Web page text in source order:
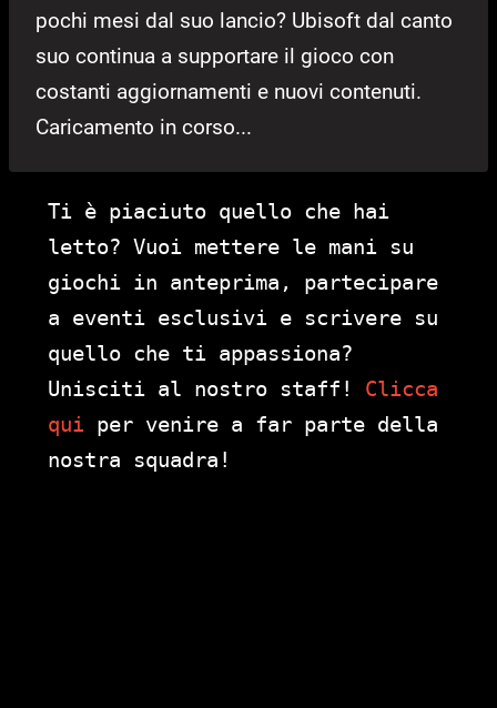
pochi mesi dal suo lancio? Ubisoft dal canto
suo continua a supportare il gioco con
costanti aggiornamenti e nuovi contenuti.
Caricamento in corso...
Ti è piaciuto quello che hai
letto? Vuoi mettere le mani su
giochi in anteprima, partecipare
a eventi esclusivi e scrivere su
quello che ti appassiona?
Unisciti al nostro staff! Clicca
qui per venire a far parte della
nostra squadra!